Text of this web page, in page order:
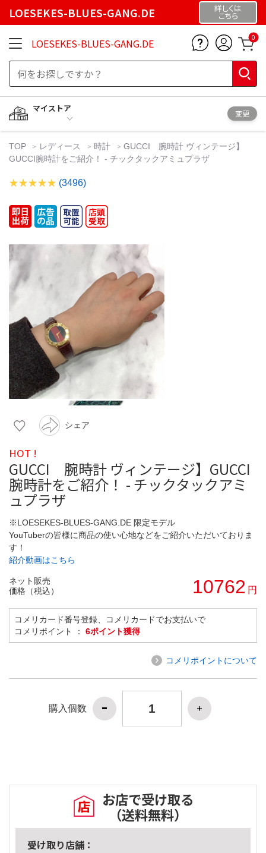
LOESEKES-BLUES-GANG.DE 詳しくは
こちら
LOESEKES-BLUES-GANG.DE 0
マイストア
変更
TOP レディース 時計
GUCCI 腕時計 ヴィンテージ】
GUCCI腕時計をご紹介！ - チックタックアミュプラザ
(3496)
シェア
HOT !
GUCCI 腕時計 ヴィンテージ】GUCCI
腕時計をご紹介！ - チックタックアミ
ュプラザ
※LOESEKES-BLUES-GANG.DE 限定モデル
YouTuberの皆様に商品の使い心地などをご紹介いただいておりま
す！
紹介動画はこちら
ネット販売
価格（税込）
10762 円
コメリカード番号登録、コメリカードでお支払いで
コメリポイント ： 6ポイント獲得
コメリポイントについて
購入個数
お店で受け取る
（送料無料）
受け取り店舗：